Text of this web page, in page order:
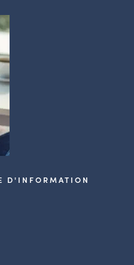
D'INFORMATION